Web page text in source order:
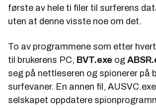
første av hele ti filer til surferens
uten at denne visste noe om det.
To av programmene som etter
til brukerens PC, BVT.exe og
seg på nettleseren og spionerer på
surfevaner. En annen fil,
selskapet oppdatere